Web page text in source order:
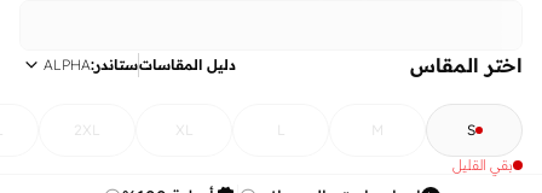
اختر المقاس دليل المقاساتستاندر:
ALPHA
S
M
L
XL
2XL
بقي القليل